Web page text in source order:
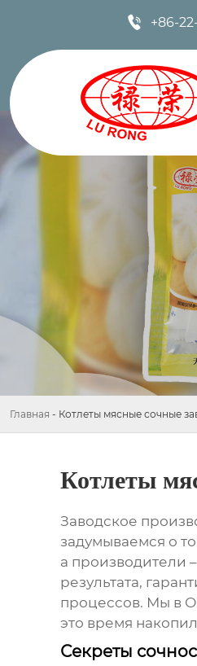
 +86-
Главная - Котлеты мясные сочные
Котлеты
Заводское
задумываемся о
а производители
результата,
процессов. Мы в
это время
Секреты